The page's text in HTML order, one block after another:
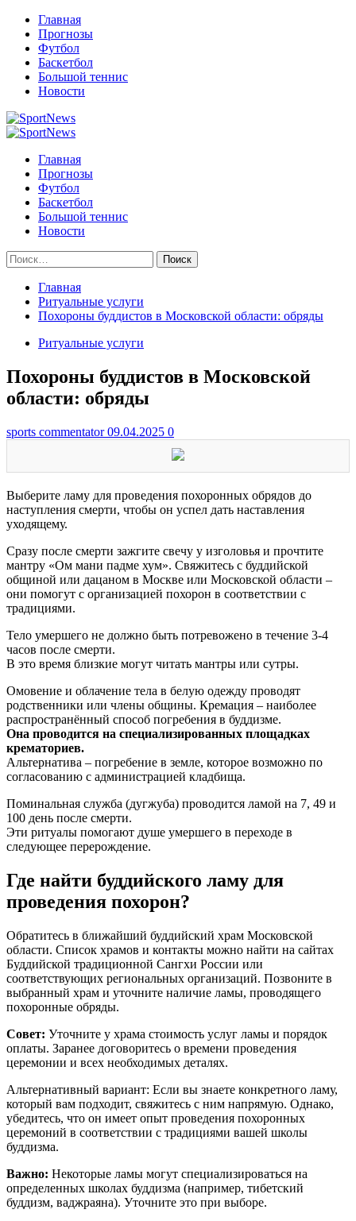
Перейти
содержимому
Главная
Прогнозы
Футбол
Баскетбол
Большой теннис
Новости
Primary
Главная
Прогнозы
Футбол
Баскетбол
Большой теннис
Новости
Найти:
Главная
Ритуальные услуги
Похороны буддистов в Московской области: обряды
Ритуальные услуги
Похороны буддистов в Московской
области: обряды
sports commentator09.04.2025 0
Выберите ламу для проведения похоронных обрядов до
наступления смерти, чтобы он успел дать наставления
уходящему.
Сразу после смерти зажгите свечу у изголовья и прочтите
мантру «Ом мани падме хум». Свяжитесь с буддийской
общиной или дацаном в Москве или Московской области –
они помогут с организацией похорон в соответствии с
традициями.
Тело умершего не должно быть потревожено в течение 3-4
часов после смерти.
В это время близкие могут читать мантры или сутры.
Омовение и облачение тела в белую одежду проводят
родственники или члены общины. Кремация – наиболее
распространённый способ погребения в буддизме.
Она проводится на специализированных площадках
крематориев.
Альтернатива – погребение в земле, которое возможно по
согласованию с администрацией кладбища.
Поминальная служба (дугжуба) проводится ламой на 7, 49 и
100 день после смерти.
Эти ритуалы помогают душе умершего в переходе в
следующее перерождение.
Где найти буддийского ламу для
проведения похорон?
Обратитесь в ближайший буддийский храм Московской
области. Список храмов и контакты можно найти на сайтах
Буддийской традиционной Сангхи России или
соответствующих региональных организаций. Позвоните в
выбранный храм и уточните наличие ламы, проводящего
похоронные обряды.
Совет: Уточните у храма стоимость услуг ламы и порядок
оплаты. Заранее договоритесь о времени проведения
церемонии и всех необходимых деталях.
Альтернативный вариант: Если вы знаете конкретного ламу,
который вам подходит, свяжитесь с ним напрямую. Однако,
убедитесь, что он имеет опыт проведения похоронных
церемоний в соответствии с традициями вашей школы
буддизма.
Важно: Некоторые ламы могут специализироваться на
определенных школах буддизма (например, тибетский
буддизм, ваджраяна). Уточните это при выборе.